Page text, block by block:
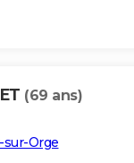
(69 ans)
sur-Orge